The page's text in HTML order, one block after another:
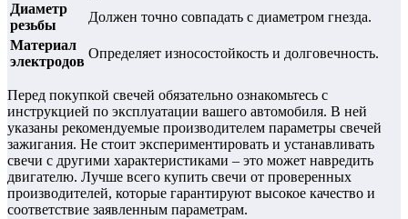
Диаметр
резьбы
Должен точно совпадать с диаметром гнезда.
Материал
электродов
Определяет износостойкость и долговечность.
Перед покупкой свечей обязательно ознакомьтесь с
инструкцией по эксплуатации вашего автомобиля. В ней
указаны рекомендуемые производителем параметры свечей
зажигания. Не стоит экспериментировать и устанавливать
свечи с другими характеристиками – это может навредить
двигателю. Лучше всего купить свечи от проверенных
производителей, которые гарантируют высокое качество и
соответствие заявленным параметрам.